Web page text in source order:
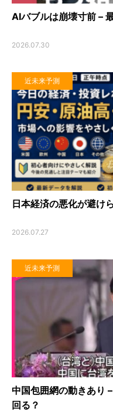
AIバブルは崩壊寸前 –
2026.07.30
近未来予測
日本経済の悪化が避け
2026.07.27
近未来予測
中国包囲網の動きあり
回る？